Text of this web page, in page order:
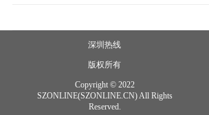
深圳热线
版权所有
Copyright © 2022
SZONLINE(SZONLINE.CN) All Rights
Reserved.